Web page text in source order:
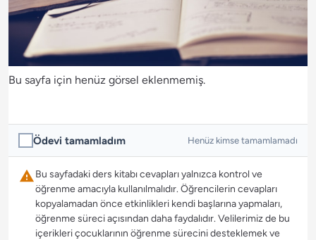
Bu sayfa için henüz görsel eklenmemiş.
Ödevi tamamladım Henüz kimse tamamlamadı
Bu sayfadaki ders kitabı cevapları yalnızca kontrol ve
öğrenme amacıyla kullanılmalıdır. Öğrencilerin cevapları
kopyalamadan önce etkinlikleri kendi başlarına yapmaları,
öğrenme süreci açısından daha faydalıdır. Velilerimiz de bu
içerikleri çocuklarının öğrenme sürecini desteklemek ve